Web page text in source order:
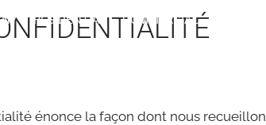
RESIDENTIAL COMMERCIAL
énonce la façon dont nous